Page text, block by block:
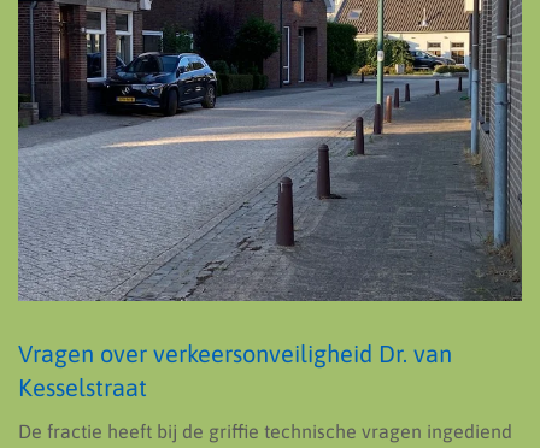
Vragen over verkeersonveiligheid Dr. van
Kesselstraat
De fractie heeft bij de griffie technische vragen ingediend